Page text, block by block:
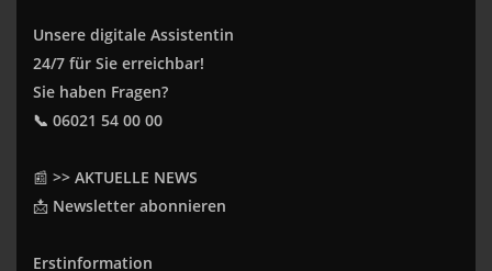
Unsere digitale Assistentin
24/7 für Sie erreichbar!
Sie haben Fragen?
📞 06021 54 00 00
📰 >> AKTUELLE NEWS
📩 Newsletter abonnieren
Erstinformation